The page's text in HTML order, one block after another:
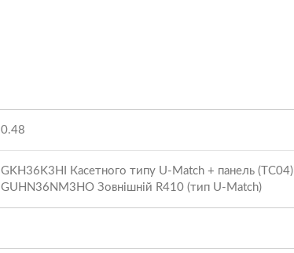
0.48
GKH36K3HI Касетного типу U-Match + панель (ТС04)
GUHN36NM3HO Зовнішній R410 (тип U-Match)